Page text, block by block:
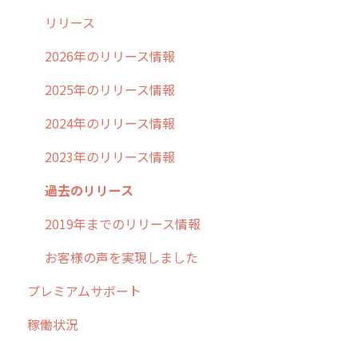
清掃
不動産
障害情報
リリース
2026年のリリース情報
2025年のリリース情報
2024年のリリース情報
2023年のリリース情報
過去のリリース
2019年までのリリース情報
お客様の声を実現しました
プレミアムサポート
稼働状況